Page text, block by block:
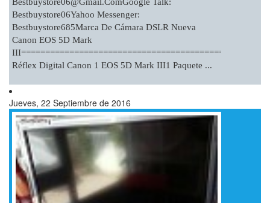
Bestbuystore06Yahoo Messenger:
Bestbuystore685Marca De Cámara DSLR Nueva
Canon EOS 5D Mark
Réflex Digital Canon 1 EOS 5D Mark III1 Paquete ...
Jueves, 22 Septiembre de 2016